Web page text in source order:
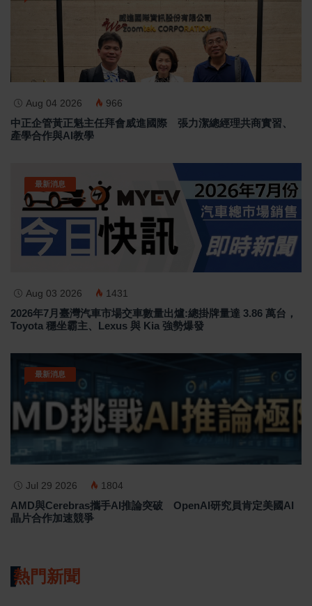
Aug 04 2026 966
中正企管黃正魁主任拜會威進國際 張力潔總經理共商實習、
產學合作與AI教學
最新消息
Aug 03 2026 1431
2026年7月臺灣汽車市場交車數量出爐:總掛牌量達 3.86 萬台，
Toyota 穩坐霸主、Lexus 與 Kia 強勢爆發
最新消息
Jul 29 2026 1804
AMD與Cerebras攜手AI推論突破 OpenAI研究員肯定美國AI
晶片合作加速競爭
熱門新聞